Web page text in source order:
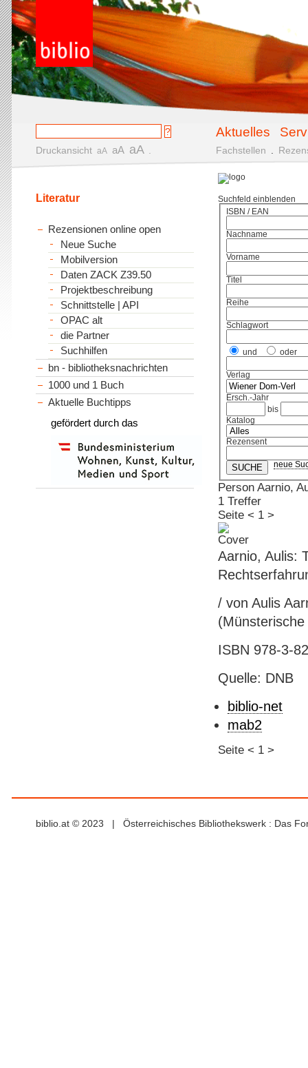
Aktuelles
Druckansicht aA aA aA Fachstellen
Suchfeld einblenden
ISBN / EAN
Nachname
Vorname
Titel
Reihe
Schlagwort
und oder
Verlag
Ersch.-Jahr
bis
Katalog
Rezensent
neue
Person Aarnio,
1 Treffer
Seite < 1 >
Aarnio, Aulis:
/ von Aulis
ISBN 978-3-
Quelle: DNB
biblio-net
mab2
Seite < 1 >
Literatur
Rezensionen online open
Neue Suche
Mobilversion
Daten ZACK Z39.50
Projektbeschreibung
Schnittstelle | API
OPAC alt
die Partner
Suchhilfen
bn - bibliotheksnachrichten
1000 und 1 Buch
Aktuelle Buchtipps
gefördert durch das
biblio.at © 2023 | Österreichisches Bibliothekswerk : Das